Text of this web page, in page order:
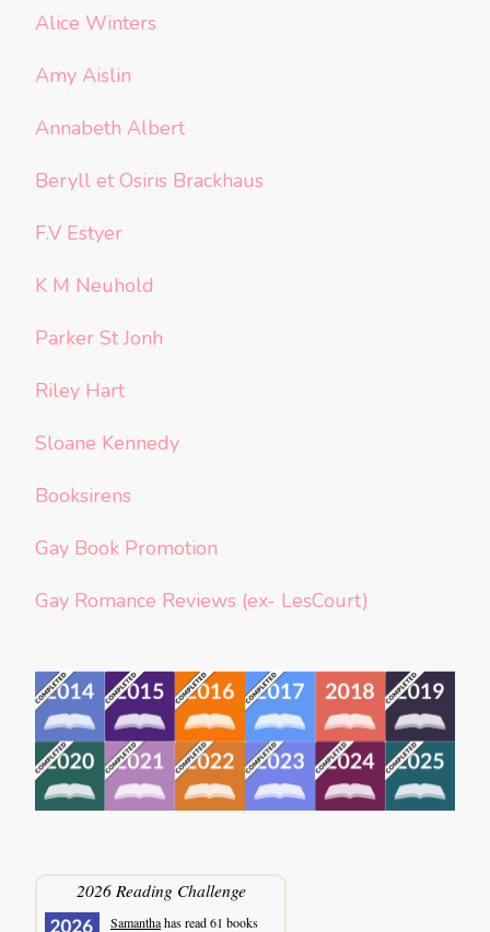
Alice Winters
Amy Aislin
Annabeth Albert
Beryll et Osiris Brackhaus
F.V Estyer
K M Neuhold
Parker St Jonh
Riley Hart
Sloane Kennedy
Booksirens
Gay Book Promotion
Gay Romance Reviews (ex- LesCourt)
2026 Reading Challenge
Samanthahas read 61 books